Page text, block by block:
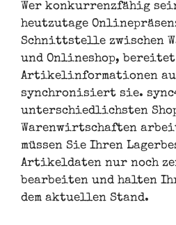
Wer konkurrenzfähig
heutzutage
Schnittstelle zwischen
und Onlineshop, bereitet
Artikelinformationen
synchronisiert sie.
unterschiedlichsten
Warenwirtschaften
müssen Sie Ihren
Artikeldaten nur noch
bearbeiten und halten
dem aktuellen Stand.